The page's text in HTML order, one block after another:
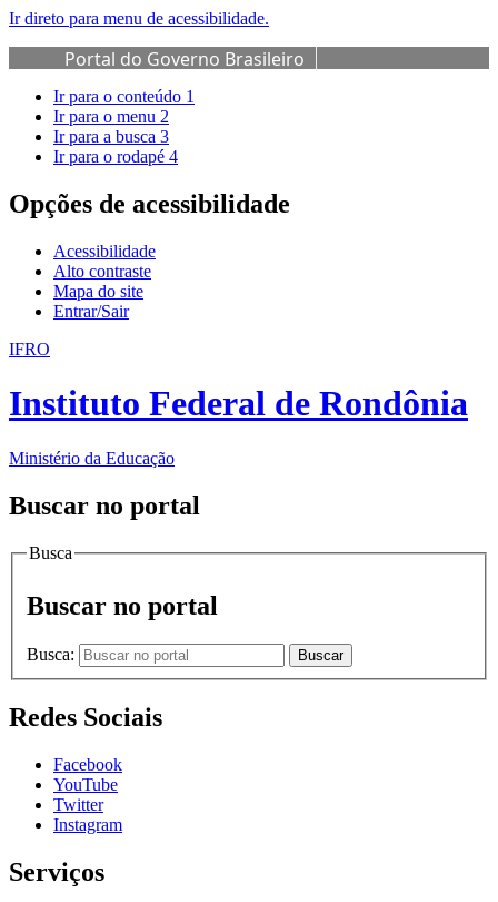
Ir direto para menu de acessibilidade.
Portal do Governo Brasileiro
Ir para o conteúdo 1
Ir para o menu 2
Ir para a busca 3
Ir para o rodapé 4
Opções de acessibilidade
Acessibilidade
Alto contraste
Mapa do site
Entrar/Sair
IFRO
Instituto Federal de Rondônia
Ministério da Educação
Buscar no portal
Busca
Buscar no portal
Busca: Buscar
Redes Sociais
Facebook
YouTube
Twitter
Instagram
Serviços